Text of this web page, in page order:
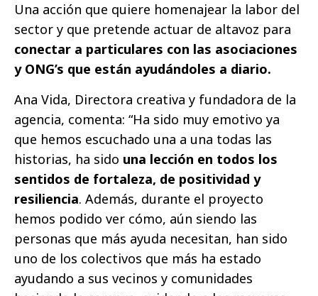
Una acción que quiere homenajear la labor del
sector y que pretende actuar de altavoz para
conectar a particulares con las asociaciones
y ONG’s que están ayudándoles a diario.
Ana Vida, Directora creativa y fundadora de la
agencia, comenta: “Ha sido muy emotivo ya
que hemos escuchado una a una todas las
historias, ha sido una lección en todos los
sentidos de fortaleza, de positividad y
resiliencia. Además, durante el proyecto
hemos podido ver cómo, aún siendo las
personas que más ayuda necesitan, han sido
uno de los colectivos que más ha estado
ayudando a sus vecinos y comunidades